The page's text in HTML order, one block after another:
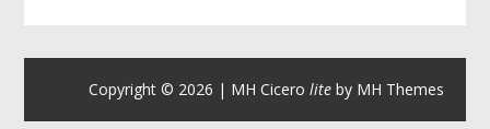
Copyright © 2026 | MH Cicero liteby MH Themes